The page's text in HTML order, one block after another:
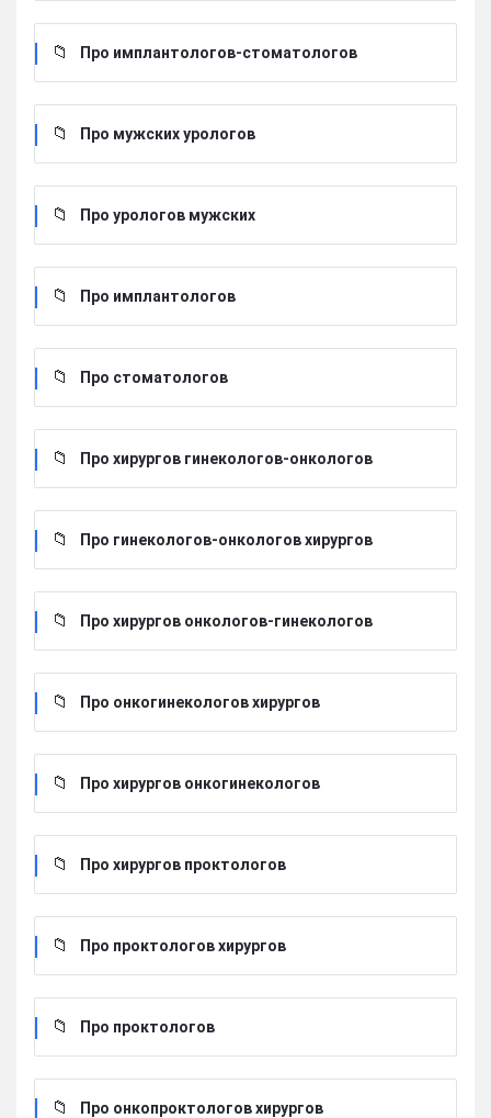
Про имплантологов-стоматологов
Про мужских урологов
Про урологов мужских
Про имплантологов
Про стоматологов
Про хирургов гинекологов-онкологов
Про гинекологов-онкологов хирургов
Про хирургов онкологов-гинекологов
Про онкогинекологов хирургов
Про хирургов онкогинекологов
Про хирургов проктологов
Про проктологов хирургов
Про проктологов
Про онкопроктологов хирургов